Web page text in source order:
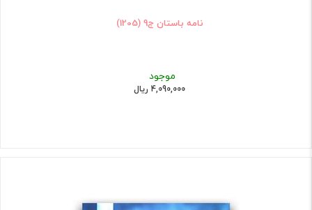
نامه باستان ج9 (1205)
موجود
4,090,000 ریال